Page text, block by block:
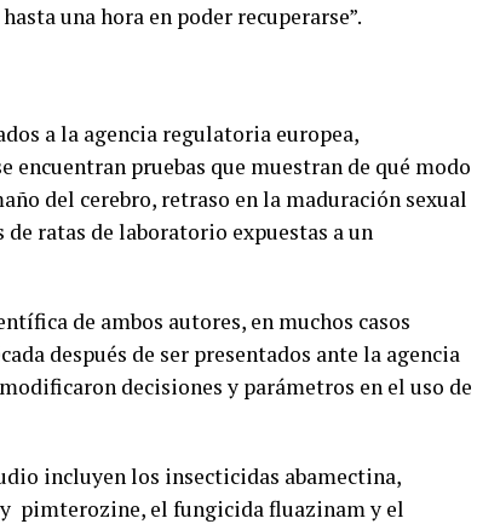
una hora en poder recuperarse”.
a la agencia regulatoria europea,
encuentran pruebas que muestran de qué modo
del cerebro, retraso en la maduración sexual
ratas de laboratorio expuestas a un
de ambos autores, en muchos casos
después de ser presentados ante la agencia
decisiones y parámetros en el uso de
incluyen los insecticidas abamectina,
pimterozine, el fungicida fluazinam y el